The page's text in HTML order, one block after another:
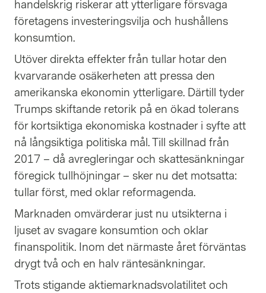
handelskrig riskerar att ytterligare försvaga
företagens investeringsvilja och hushållens
konsumtion.
Utöver direkta effekter från tullar hotar den
kvarvarande osäkerheten att pressa den
amerikanska ekonomin ytterligare. Därtill tyder
Trumps skiftande retorik på en ökad tolerans
för kortsiktiga ekonomiska kostnader i syfte att
nå långsiktiga politiska mål. Till skillnad från
2017 – då avregleringar och skattesänkningar
föregick tullhöjningar – sker nu det motsatta:
tullar först, med oklar reformagenda.
Marknaden omvärderar just nu utsikterna i
ljuset av svagare konsumtion och oklar
finanspolitik. Inom det närmaste året förväntas
drygt två och en halv räntesänkningar.
Trots stigande aktiemarknadsvolatilitet och